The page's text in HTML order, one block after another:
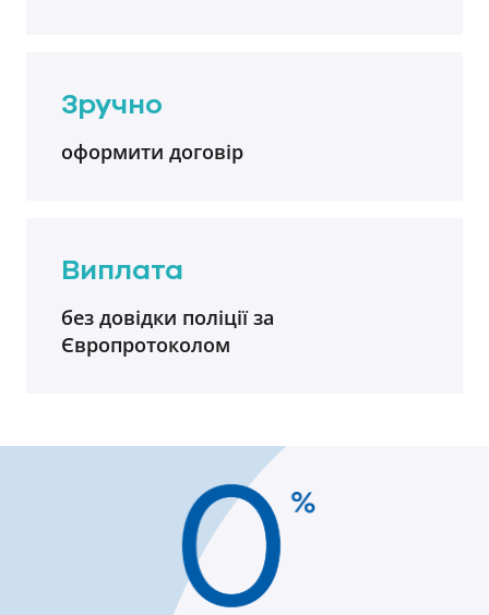
Зручно
оформити договір
Виплата
без довідки поліції за
Європротоколом